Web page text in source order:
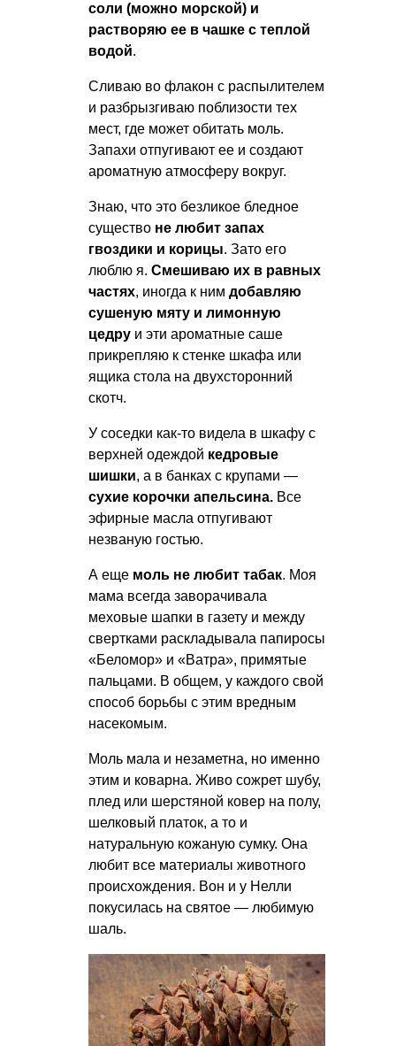
соли (можно морской) и
растворяю ее в чашке с теплой
водой.
Сливаю во флакон с распылителем
и разбрызгиваю поблизости тех
мест, где может обитать моль.
Запахи отпугивают ее и создают
ароматную атмосферу вокруг.
Знаю, что это безликое бледное
существо не любит запах
гвоздики и корицы. Зато его
люблю я. Смешиваю их в равных
частях, иногда к ним добавляю
сушеную мяту и лимонную
цедру и эти ароматные саше
прикрепляю к стенке шкафа или
ящика стола на двухсторонний
скотч.
У соседки как-то видела в шкафу с
верхней одеждой кедровые
шишки, а в банках с крупами —
сухие корочки апельсина. Все
эфирные масла отпугивают
незваную гостью.
А еще моль не любит табак. Моя
мама всегда заворачивала
меховые шапки в газету и между
свертками раскладывала папиросы
«Беломор» и «Ватра», примятые
пальцами. В общем, у каждого свой
способ борьбы с этим вредным
насекомым.
Моль мала и незаметна, но именно
этим и коварна. Живо сожрет шубу,
плед или шерстяной ковер на полу,
шелковый платок, а то и
натуральную кожаную сумку. Она
любит все материалы животного
происхождения. Вон и у Нелли
покусилась на святое — любимую
шаль.